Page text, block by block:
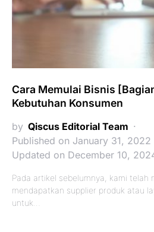
Cara Memulai Bisnis
Kebutuhan Konsumen
by Qiscus Editorial Team
Published on January 31, 2022
Updated on December 10,
Pada artikel sebelumnya, kami telah
mendapatkan supplier produk atau
untuk…